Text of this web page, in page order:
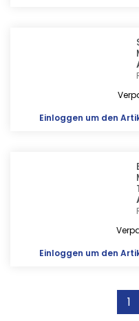
Einloggen um den
Einloggen um den
1